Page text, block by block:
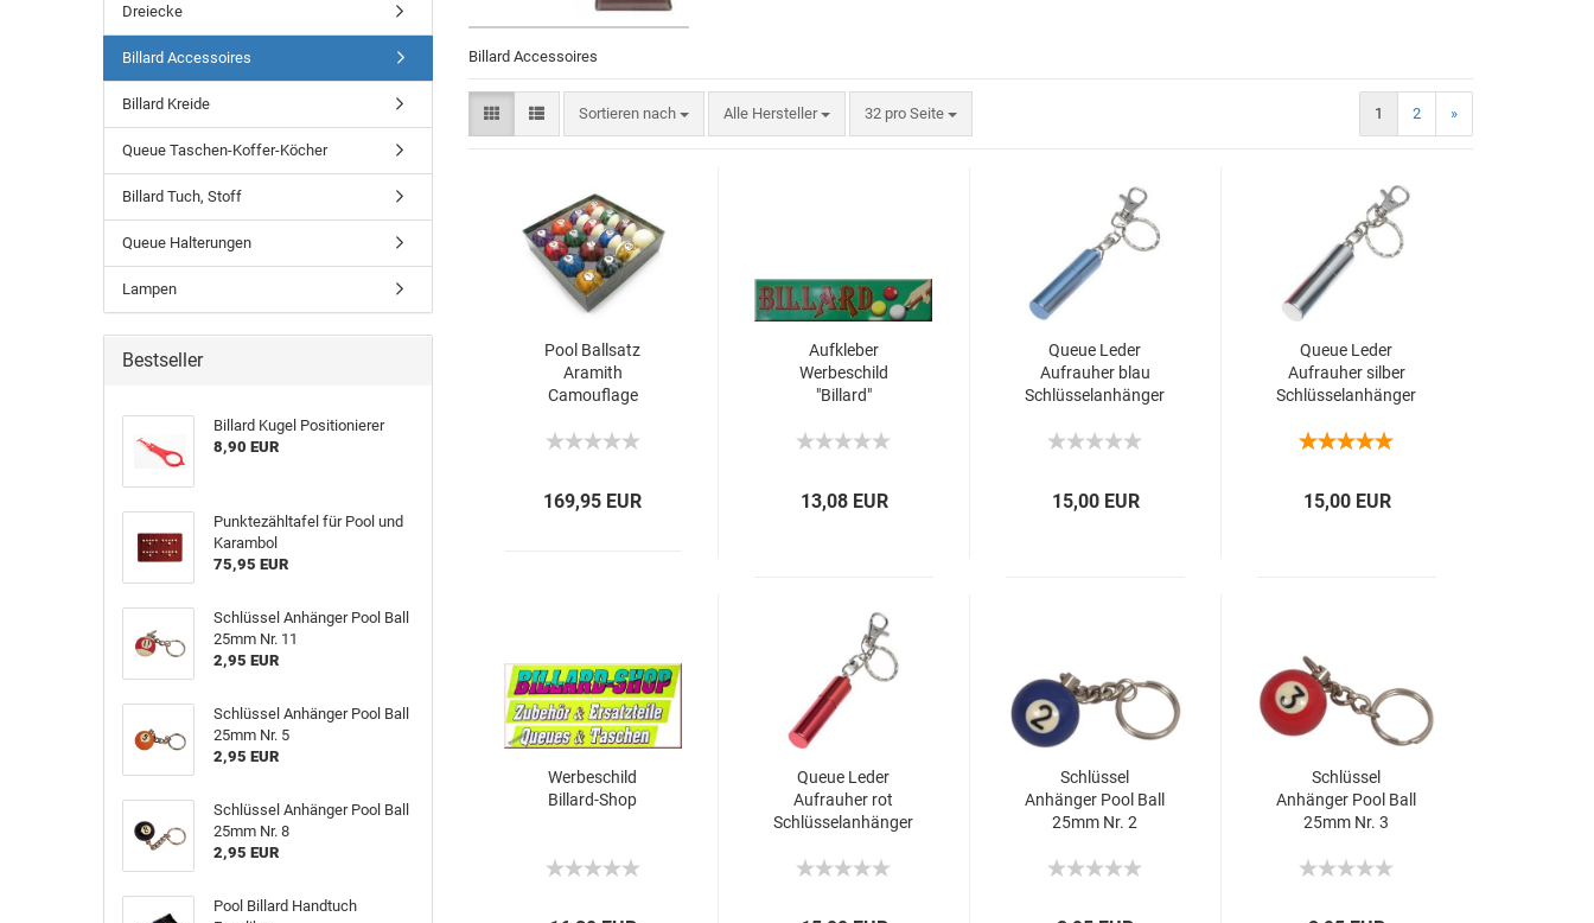
Billard Accessoires
Sortieren nach Alle Hersteller 32 pro Seite 1 2 »
Pool Ballsatz
Aramith
Camouflage
169,95 EUR
Aufkleber
Werbeschild
"Billard"
13,08 EUR
Queue Leder
Aufrauher blau
Schlüsselanhänger
15,00 EUR
Queue Leder
Aufrauher silber
Schlüsselanhänger
15,00 EUR
Werbeschild
Billard-Shop
Queue Leder
Aufrauher rot
Schlüsselanhänger
Schlüssel
Anhänger Pool Ball
25mm Nr. 2
Schlüssel
Anhänger Pool Ball
25mm Nr. 3
Dreiecke
Billard Accessoires
Billard Kreide
Queue Taschen-Koffer-Köcher
Billard Tuch, Stoff
Queue Halterungen
Lampen
Bestseller
Billard Kugel Positionierer
8,90 EUR
Punktezähltafel für Pool und
Karambol
75,95 EUR
Schlüssel Anhänger Pool Ball
25mm Nr. 11
2,95 EUR
Schlüssel Anhänger Pool Ball
25mm Nr. 5
2,95 EUR
Schlüssel Anhänger Pool Ball
25mm Nr. 8
2,95 EUR
Pool Billard Handtuch